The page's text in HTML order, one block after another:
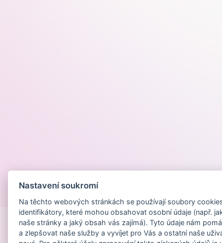
Nastavení soukromí
Na těchto webových stránkách se používají soubory
identifikátory, které mohou obsahovat osobní údaje (např.
naše stránky a jaký obsah vás zajímá). Tyto údaje nám
a zlepšovat naše služby a vyvíjet pro Vás a ostatní naše